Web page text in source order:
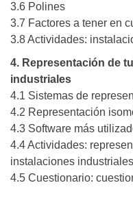
3.6 Polines
3.7 Factores a tener en
3.8 Actividades:
4. Representación de
industriales
4.1 Sistemas de
4.2 Representación
4.3 Software más
4.4 Actividades:
instalaciones industriales
4.5 Cuestionario: